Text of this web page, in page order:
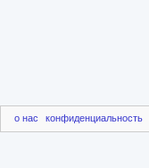
о нас конфиденциальность